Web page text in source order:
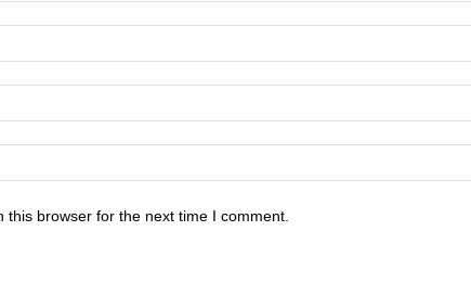
browser for the next time I comment.